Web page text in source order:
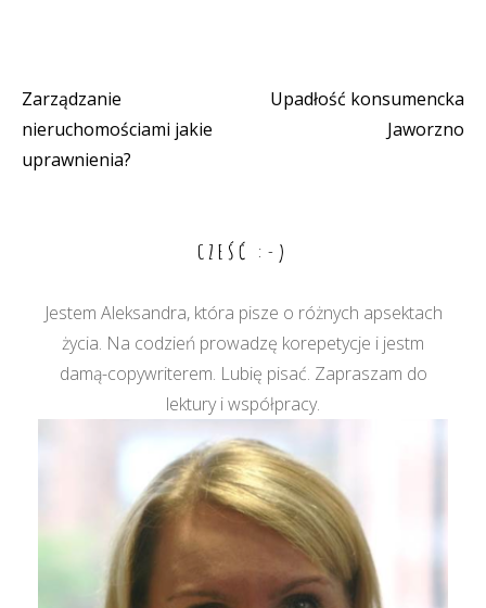
Nawigacja
wpisu
Zarządzanie
nieruchomościami jakie
uprawnienia?
Upadłość konsumencka
Jaworzno
CZEŚĆ :-)
Jestem Aleksandra, która pisze o różnych apsektach
życia. Na codzień prowadzę korepetycje i jestm
damą-copywriterem. Lubię pisać. Zapraszam do
lektury i współpracy.